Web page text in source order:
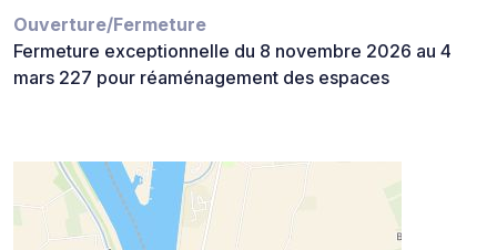
Ouverture/Fermeture
Fermeture exceptionnelle du 8 novembre 2026 au 4
mars 227 pour réaménagement des espaces